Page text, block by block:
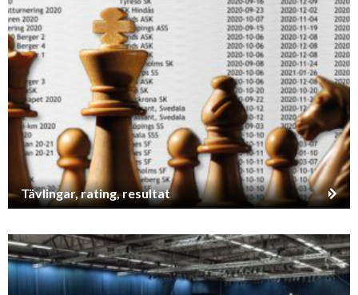
Tävlingar, rating, resultat